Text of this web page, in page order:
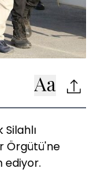
Silahlı
Örgütü'ne
ediyor.